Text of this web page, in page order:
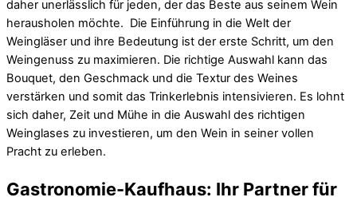
daher unerlässlich für jeden, der das Beste aus seinem Wein
herausholen möchte. Die Einführung in die Welt der
Weingläser und ihre Bedeutung ist der erste Schritt, um den
Weingenuss zu maximieren. Die richtige Auswahl kann das
Bouquet, den Geschmack und die Textur des Weines
verstärken und somit das Trinkerlebnis intensivieren. Es lohnt
sich daher, Zeit und Mühe in die Auswahl des richtigen
Weinglases zu investieren, um den Wein in seiner vollen
Pracht zu erleben.
Gastronomie-Kaufhaus: Ihr Partner für